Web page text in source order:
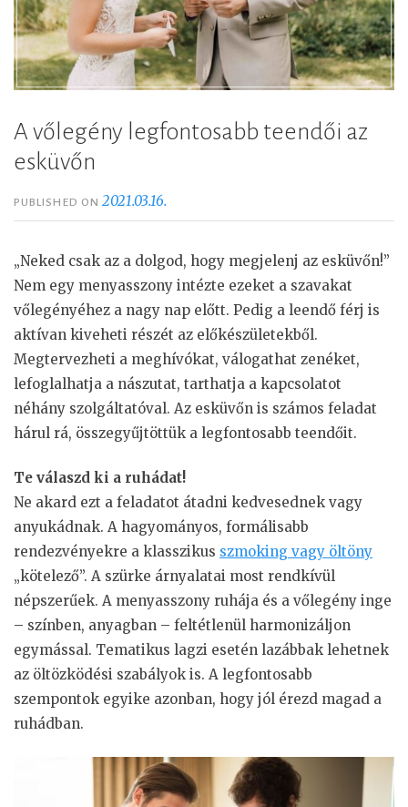
A vőlegény legfontosabb teendői az
esküvőn
PUBLISHED ON2021.03.16.
„Neked csak az a dolgod, hogy megjelenj az esküvőn!”
Nem egy menyasszony intézte ezeket a szavakat
vőlegényéhez a nagy nap előtt. Pedig a leendő férj is
aktívan kiveheti részét az előkészületekből.
Megtervezheti a meghívókat, válogathat zenéket,
lefoglalhatja a nászutat, tarthatja a kapcsolatot
néhány szolgáltatóval. Az esküvőn is számos feladat
hárul rá, összegyűjtöttük a legfontosabb teendőit.
Te válaszd ki a ruhádat!
Ne akard ezt a feladatot átadni kedvesednek vagy
anyukádnak. A hagyományos, formálisabb
rendezvényekre a klasszikus szmoking vagy öltöny
„kötelező”. A szürke árnyalatai most rendkívül
népszerűek. A menyasszony ruhája és a vőlegény inge
– színben, anyagban – feltétlenül harmonizáljon
egymással. Tematikus lagzi esetén lazábbak lehetnek
az öltözködési szabályok is. A legfontosabb
szempontok egyike azonban, hogy jól érezd magad a
ruhádban.